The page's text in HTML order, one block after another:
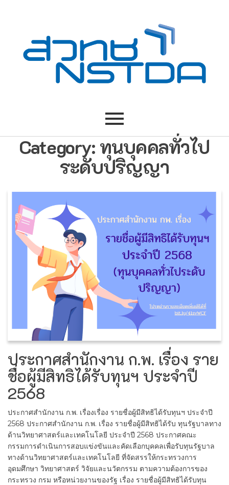
Category: ทุนบุคคลทั่วไป
ระดับปริญญา
ประกาศสำนักงาน ก.พ. เรื่อง ราย
ชื่อผู้มีสิทธิได้รับทุนฯ ประจำปี
2568
ประกาศสำนักงาน ก.พ. เรื่องเรื่อง รายชื่อผู้มีสิทธิได้รับทุนฯ ประจำปี
2568 ประกาศสำนักงาน ก.พ. เรื่อง รายชื่อผู้มีสิทธิได้รับ ทุนรัฐบาลทาง
ด้านวิทยาศาสตร์และเทคโนโลยี ประจำปี 2568 ประกาศคณะ
กรรมการดำเนินการสอบแข่งขันและคัดเลือกบุคคลเพื่อรับทุนรัฐบาล
ทางด้านวิทยาศาสตร์และเทคโนโลยี ที่จัดสรรให้กระทรวงการ
อุดมศึกษา วิทยาศาสตร์ วิจัยและนวัตกรรม ตามความต้องการของ
กระทรวง กรม หรือหน่วยงานของรัฐ เรื่อง รายชื่อผู้มีสิทธิได้รับทุน